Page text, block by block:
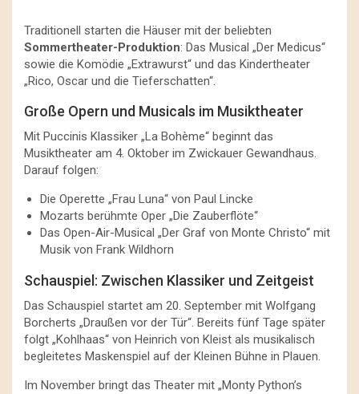
Traditionell starten die Häuser mit der beliebten
Sommertheater-Produktion: Das Musical „Der Medicus“
sowie die Komödie „Extrawurst“ und das Kindertheater
„Rico, Oscar und die Tieferschatten“.
Große Opern und Musicals im Musiktheater
Mit Puccinis Klassiker „La Bohème“ beginnt das
Musiktheater am 4. Oktober im Zwickauer Gewandhaus.
Darauf folgen:
Die Operette „Frau Luna“ von Paul Lincke
Mozarts berühmte Oper „Die Zauberflöte“
Das Open-Air-Musical „Der Graf von Monte Christo“ mit
Musik von Frank Wildhorn
Schauspiel: Zwischen Klassiker und Zeitgeist
Das Schauspiel startet am 20. September mit Wolfgang
Borcherts „Draußen vor der Tür“. Bereits fünf Tage später
folgt „Kohlhaas“ von Heinrich von Kleist als musikalisch
begleitetes Maskenspiel auf der Kleinen Bühne in Plauen.
Im November bringt das Theater mit „Monty Python’s